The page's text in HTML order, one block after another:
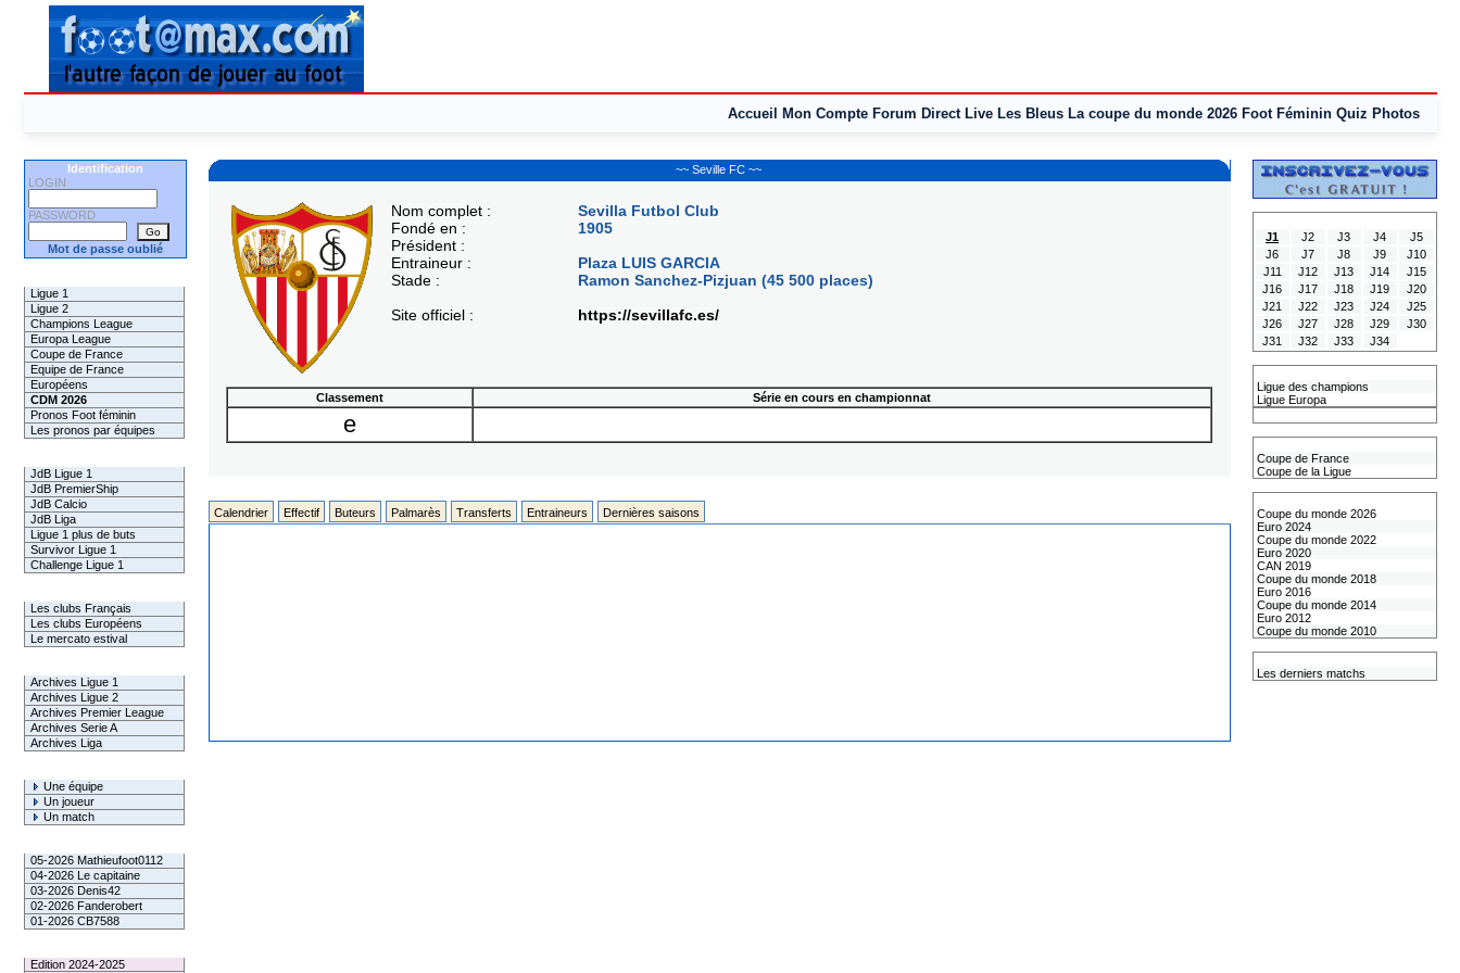
Accueil Mon Compte Forum Direct Live Les Bleus La coupe du monde 2026 Foot Féminin Quiz Photos
Identification
LOGIN
PASSWORD
Mot de passe oublié
Ligue 1
Ligue 2
Champions League
Europa League
Coupe de France
Equipe de France
Européens
CDM 2026
Pronos Foot féminin
Les pronos par équipes
JdB Ligue 1
JdB PremierShip
JdB Calcio
JdB Liga
Ligue 1 plus de buts
Survivor Ligue 1
Challenge Ligue 1
Les clubs Français
Les clubs Européens
Le mercato estival
Archives Ligue 1
Archives Ligue 2
Archives Premier League
Archives Serie A
Archives Liga
Une équipe
Un joueur
Un match
05-2026 Mathieufoot0112
04-2026 Le capitaine
03-2026 Denis42
02-2026 Fanderobert
01-2026 CB7588
Edition 2024-2025
~~ Seville FC ~~
Nom complet :
Fondé en :
Président :
Entraineur :
Stade :
Site officiel :
Sevilla Futbol Club
1905
Plaza LUIS GARCIA
Ramon Sanchez-Pizjuan (45 500 places)
https://sevillafc.es/
Classement Série en cours en championnat
e
Calendrier Effectif Buteurs Palmarès Transferts Entraineurs Dernières saisons
J1
J2 J3 J4
J5
J6
J7 J8 J9
J10
J11
J12 J13 J14
J15
J16
J17 J18 J19
J20
J21
J22 J23 J24
J25
J26
J27 J28 J29
J30
J31
J32 J33 J34
Ligue des champions
Ligue Europa
Coupe de France
Coupe de la Ligue
Coupe du monde 2026
Euro 2024
Coupe du monde 2022
Euro 2020
CAN 2019
Coupe du monde 2018
Euro 2016
Coupe du monde 2014
Euro 2012
Coupe du monde 2010
Les derniers matchs